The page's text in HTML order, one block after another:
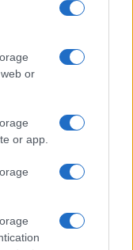
or
or app.
donna: comfort